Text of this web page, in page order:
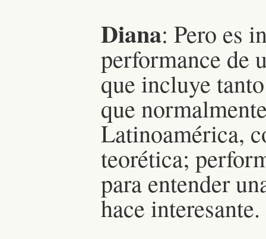
Diana: Pero es
performance de
que incluye
que
Latinoamérica,
teorética;
para entender
hace interesante.